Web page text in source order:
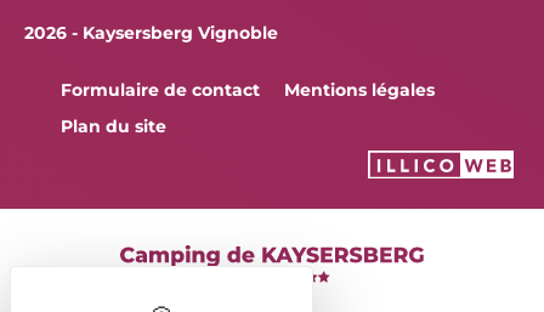
2026 - Kaysersberg Vignoble
Formulaire de contact
Mentions légales
Plan du site